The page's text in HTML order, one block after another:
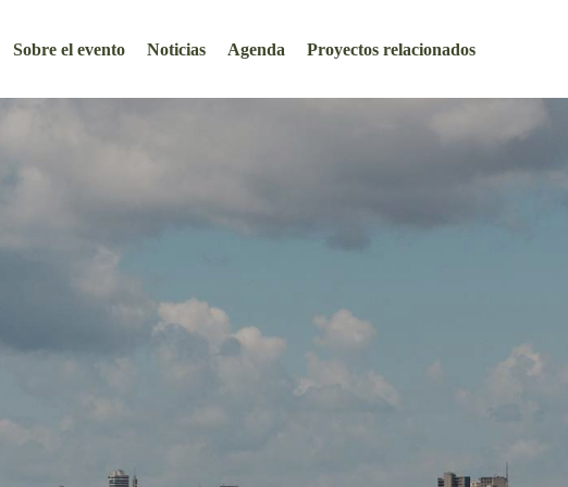
Sobre el evento Noticias Agenda Proyectos relacionados